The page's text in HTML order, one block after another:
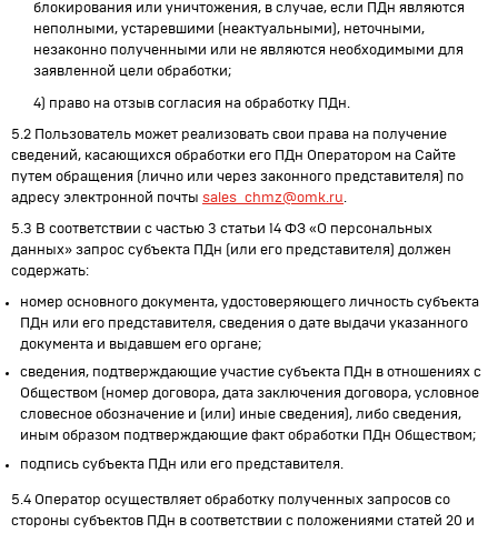
блокирования или уничтожения, в случае, если ПДн являются
неполными, устаревшими (неактуальными), неточными,
незаконно полученными или не являются необходимыми для
заявленной цели обработки;
4) право на отзыв согласия на обработку ПДн.
5.2 Пользователь может реализовать свои права на получение
сведений, касающихся обработки его ПДн Оператором на Сайте
путем обращения (лично или через законного представителя) по
адресу электронной почты sales_chmz@omk.ru.
5.3 В соответствии с частью 3 статьи 14 ФЗ «О персональных
данных» запрос субъекта ПДн (или его представителя) должен
содержать:
номер основного документа, удостоверяющего личность субъекта
ПДн или его представителя, сведения о дате выдачи указанного
документа и выдавшем его органе;
сведения, подтверждающие участие субъекта ПДн в отношениях с
Обществом (номер договора, дата заключения договора, условное
словесное обозначение и (или) иные сведения), либо сведения,
иным образом подтверждающие факт обработки ПДн Обществом;
подпись субъекта ПДн или его представителя.
5.4 Оператор осуществляет обработку полученных запросов со
стороны субъектов ПДн в соответствии с положениями статей 20 и